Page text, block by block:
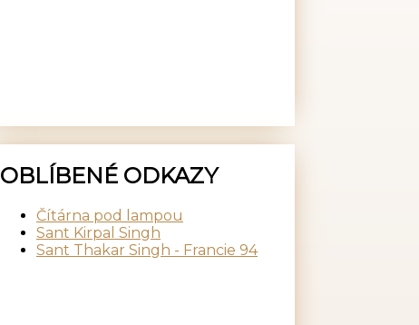
OBLÍBENÉ ODKAZY
Čítárna pod lampou
Sant Kirpal Singh
Sant Thakar Singh - Francie 94